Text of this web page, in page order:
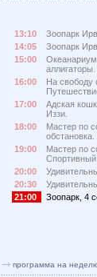
13:10
Зоопарк
14:05
Зоопарк
15:00
аллигаторы.
16:00
На свободу
17:00
Адская
Иззи.
18:00
Мастер по
обстановка.
19:00
Мастер по
20:00
20:30
21:00
Зоопарк, 4
программа на